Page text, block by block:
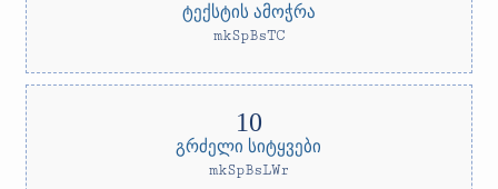
ტექსტის ამოჭრა
mkSpBsTC
გრძელი სიტყვები
mkSpBsLWr